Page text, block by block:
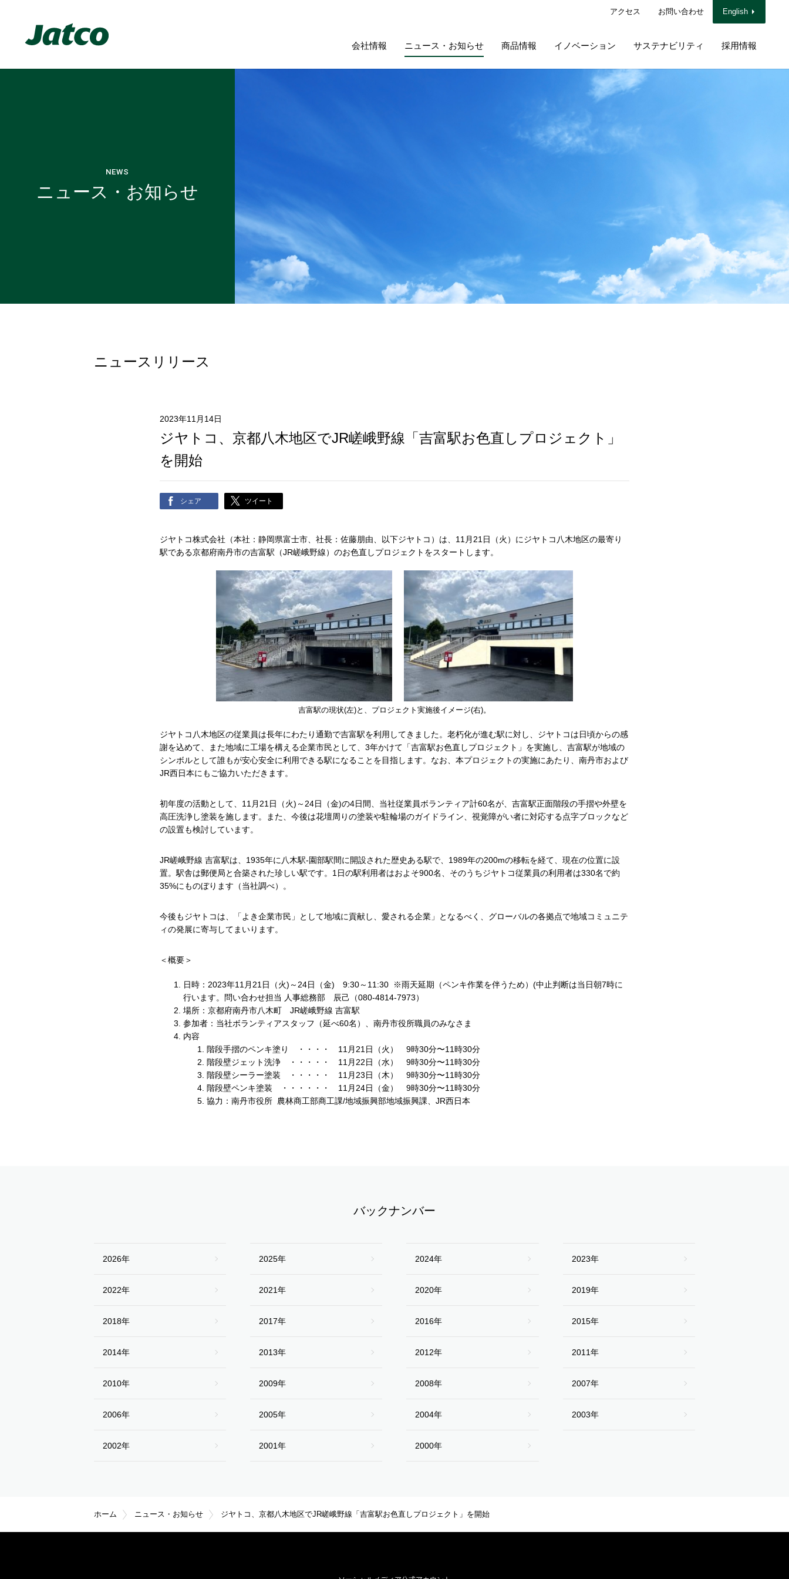
アクセス お問い合わせ English
会社情報 ニュース・お知らせ 商品情報 イノベーション サステナビリティ 採用情報
NEWS
ニュース・お知らせ
ニュースリリース
2023年11月14日
ジヤトコ、京都八木地区でJR嵯峨野線「吉富駅お色直しプロジェクト」
を開始
シェア ツイート
ジヤトコ株式会社（本社：静岡県富士市、社長：佐藤朋由、以下ジヤトコ）は、11月21日（火）にジヤトコ八木地区の最寄り
駅である京都府南丹市の吉富駅（JR嵯峨野線）のお色直しプロジェクトをスタートします。
吉富駅の現状(左)と、プロジェクト実施後イメージ(右)。
ジヤトコ八木地区の従業員は長年にわたり通勤で吉富駅を利用してきました。老朽化が進む駅に対し、ジヤトコは日頃からの感
謝を込めて、また地域に工場を構える企業市民として、3年かけて「吉富駅お色直しプロジェクト」を実施し、吉富駅が地域の
シンボルとして誰もが安心安全に利用できる駅になることを目指します。なお、本プロジェクトの実施にあたり、南丹市および
JR西日本にもご協力いただきます。
初年度の活動として、11月21日（火)～24日（金)の4日間、当社従業員ボランティア計60名が、吉富駅正面階段の手摺や外壁を
高圧洗浄し塗装を施します。また、今後は花壇周りの塗装や駐輪場のガイドライン、視覚障がい者に対応する点字ブロックなど
の設置も検討しています。
JR嵯峨野線 吉富駅は、1935年に八木駅-園部駅間に開設された歴史ある駅で、1989年の200mの移転を経て、現在の位置に設
置。駅舎は郵便局と合築された珍しい駅です。1日の駅利用者はおよそ900名、そのうちジヤトコ従業員の利用者は330名で約
35%にものぼります（当社調べ）。
今後もジヤトコは、「よき企業市民」として地域に貢献し、愛される企業」となるべく、グローバルの各拠点で地域コミュニテ
ィの発展に寄与してまいります。
＜概要＞
日時：2023年11月21日（火)～24日（金) 9:30～11:30 ※雨天延期（ペンキ作業を伴うため）(中止判断は当日朝7時に
行います。問い合わせ担当 人事総務部 辰己（080-4814-7973）
場所：京都府南丹市八木町 JR嵯峨野線 吉富駅
参加者：当社ボランティアスタッフ（延べ60名）、南丹市役所職員のみなさま
内容
階段手摺のペンキ塗り ・・・・ 11月21日（火） 9時30分〜11時30分
階段壁ジェット洗浄 ・・・・・ 11月22日（水） 9時30分〜11時30分
階段壁シーラー塗装 ・・・・・ 11月23日（木） 9時30分〜11時30分
階段壁ペンキ塗装 ・・・・・・ 11月24日（金） 9時30分〜11時30分
協力：南丹市役所 農林商工部商工課/地域振興部地域振興課、JR西日本
バックナンバー
2026年 2025年 2024年 2023年
2022年 2021年 2020年 2019年
2018年 2017年 2016年 2015年
2014年 2013年 2012年 2011年
2010年 2009年 2008年 2007年
2006年 2005年 2004年 2003年
2002年 2001年 2000年
ホーム ニュース・お知らせ ジヤトコ、京都八木地区でJR嵯峨野線「吉富駅お色直しプロジェクト」を開始